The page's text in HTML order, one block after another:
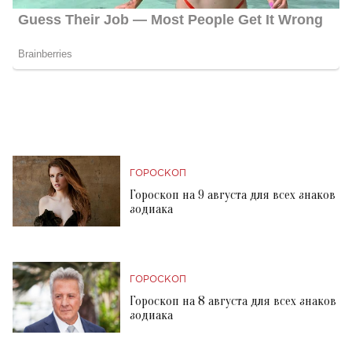
ГОРОСКОП
Гороскоп на 9 августа для всех знаков
зодиака
ГОРОСКОП
Гороскоп на 8 августа для всех знаков
зодиака